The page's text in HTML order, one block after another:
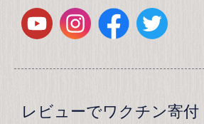
レビューでワクチン寄付